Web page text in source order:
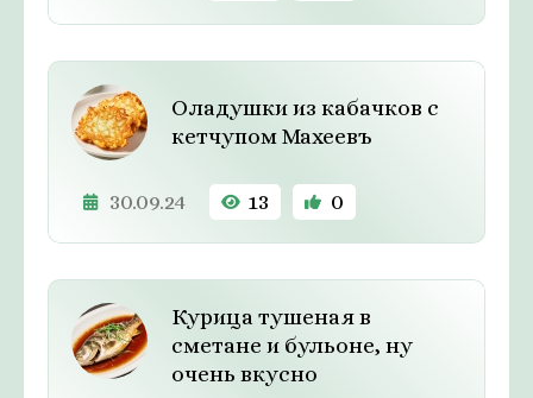
Оладушки из кабачков с
кетчупом Махеевъ
30.09.24 13 0
Курица тушеная в
сметане и бульоне, ну
очень вкусно